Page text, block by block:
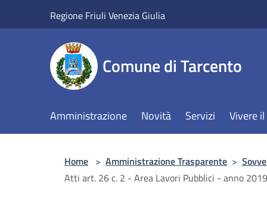
Regione Friuli Venezia Giulia
Comune di Tarcento
Amministrazione Novità Servizi Vivere
Home > Amministrazione Trasparente >
Atti art. 26 c. 2 - Area Lavori Pubblici - anno 2019